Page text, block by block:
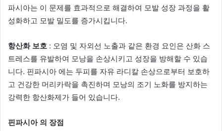
파시아는 이 문제를 효과적으로 해결하여 모발 성장 과정을 활
성화하고 모발 밀도를 증가시킵니다.
항산화 보호 : 오염 및 자외선 노출과 같은 환경 요인은 산화 스
트레스를 유발하여 모낭을 손상시키고 성장을 방해할 수 있습
니다. 핀파시아 에는 두피를 자유 라디칼 손상으로부터 보호하
고 건강한 머리카락을 촉진하며 모낭의 조기 노화를 방지하는
강력한 항산화제가 들어 있습니다.
핀파시아 의 장점